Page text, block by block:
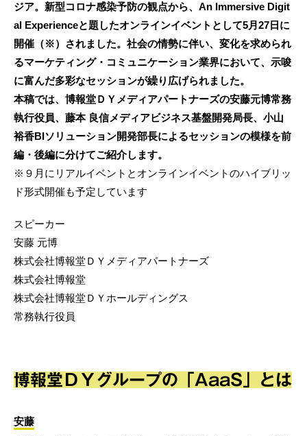
ジア。新型コロナ感染予防の観点から、An Immersive Digit
al Experienceと題したオンラインイベントとして5月27日に
開催（※）されました。社会の情勢に伴い、変化を求められ
るマーケティング・コミュニケーション業界において、示唆
に富んだ多彩なセッションが繰り広げられました。
本稿では、博報堂ＤＹメディアパートナーズの安藤元博常務
執行役員、藤本 良信メディアビジネス基盤開発局長、小山
裕香BIソリューション開発部長によるセッションの模様を前
編・後編に分けてご紹介します。
※９月にリアルイベントとオンラインイベントのハイブリッ
ド形式開催も予定しています
スピーカー
安藤 元博
株式会社博報堂ＤＹメディアパートナーズ
株式会社博報堂
株式会社博報堂ＤＹホールディングス
常務執行役員
博報堂ＤＹグループの「AaaS」とは
安藤